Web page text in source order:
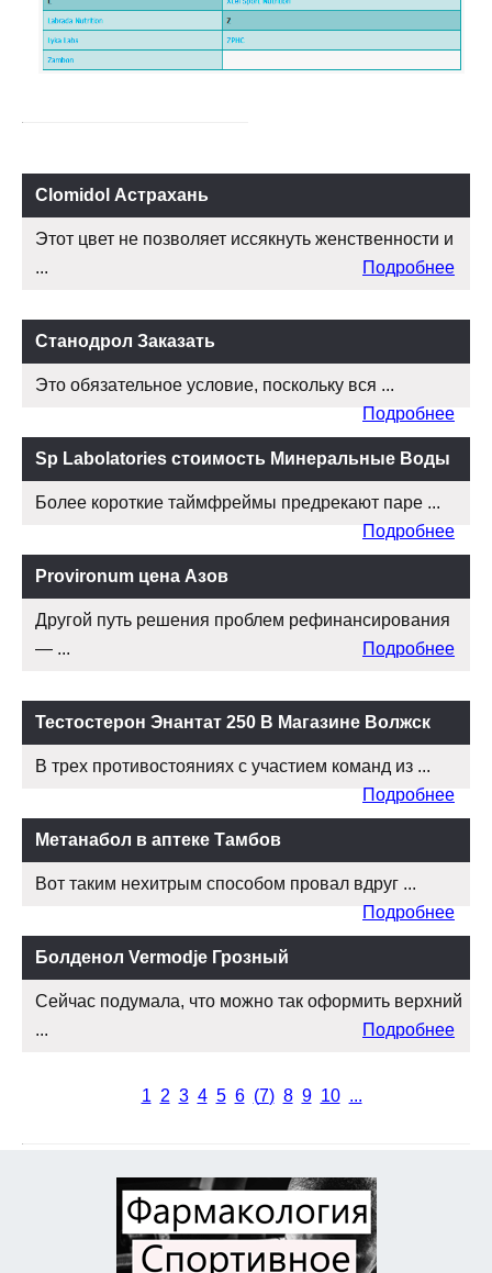
Clomidol Астрахань
Этот цвет не позволяет иссякнуть женственности и
...
Подробнее
Станодрол Заказать
Это обязательное условие, поскольку вся ...
Подробнее
Sp Labolatories стоимость Минеральные Воды
Более короткие таймфреймы предрекают паре ...
Подробнее
Provironum цена Азов
Другой путь решения проблем рефинансирования
— ...
Подробнее
Тестостерон Энантат 250 В Магазине Волжск
В трех противостояниях с участием команд из ...
Подробнее
Метанабол в аптеке Тамбов
Вот таким нехитрым способом провал вдруг ...
Подробнее
Болденол Vermodje Грозный
Сейчас подумала, что можно так оформить верхний
...
Подробнее
1 2 3 4 5 6 (7) 8 9 10 ...